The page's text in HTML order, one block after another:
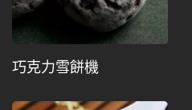
巧克力雪餅機